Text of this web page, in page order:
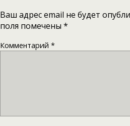
Ваш адрес email не будет
поля помечены *
Комментарий *